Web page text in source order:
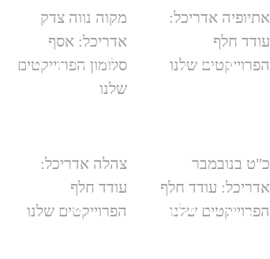
אתיופיה
אתיופיה אדריכל:
עודד חלף
הפרוייקטים שלנו
מקוה נווה צדק
מקוה נווה צדק
אדריכל: אסף
סלומון הפרוייקטים
שלנו
כ"ט בנובמבר
כ"ט בנובמבר
אדריכל: עודד חלף
הפרוייקטים שלנו
צהלה
צהלה אדריכל:
עודד חלף
הפרוייקטים שלנו